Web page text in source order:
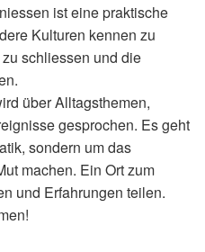
ist eine praktische
Kulturen kennen zu
schliessen und die
über Alltagsthemen,
gesprochen. Es geht
sondern um das
machen. Ein Ort zum
und Erfahrungen teilen.